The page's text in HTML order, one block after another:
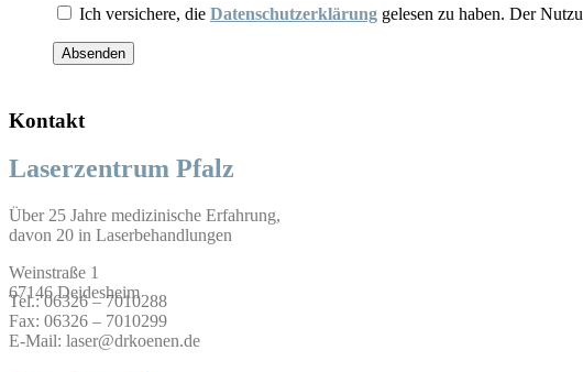
Ich versichere, die Datenschutzerklärung gelesen zu haben. Der
Kontakt
Laserzentrum Pfalz
Über 25 Jahre medizinische Erfahrung,
davon 20 in Laserbehandlungen
Weinstraße 1
67146 Deidesheim
Tel.: 06326 – 7010288
Fax: 06326 – 7010299
E-Mail: laser@drkoenen.de